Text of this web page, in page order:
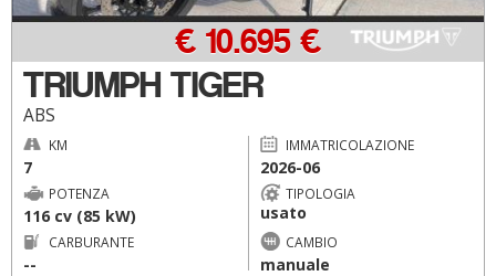
TRIUMPH TIGER
ABS
€ 10.695 €
KM
7
IMMATRICOLAZIONE
2026-06
POTENZA
116 cv (85 kW)
TIPOLOGIA
usato
CARBURANTE
--
CAMBIO
manuale